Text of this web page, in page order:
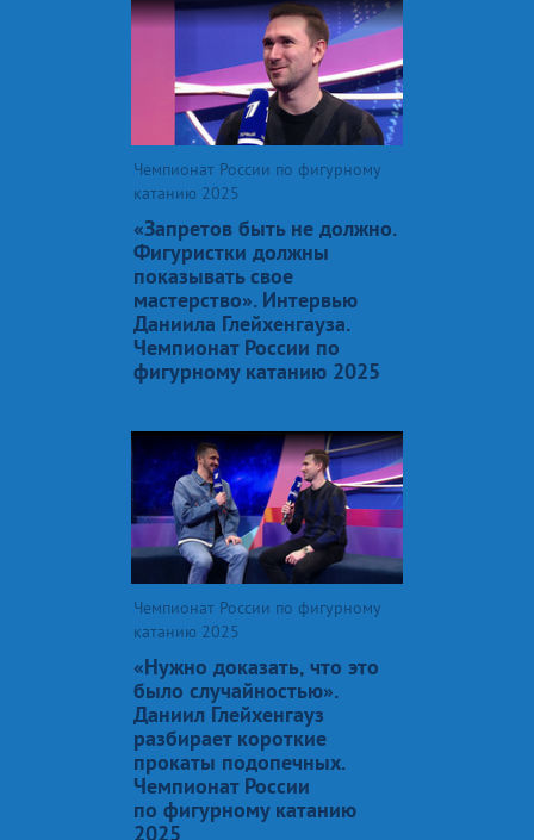
Чемпионат России по фигурному
катанию 2025
«Запретов быть не должно.
Фигуристки должны
показывать свое
мастерство». Интервью
Даниила Глейхенгауза.
Чемпионат России по
фигурному катанию 2025
Чемпионат России по фигурному
катанию 2025
«Нужно доказать, что это
было случайностью».
Даниил Глейхенгауз
разбирает короткие
прокаты подопечных.
Чемпионат России
по фигурному катанию
2025